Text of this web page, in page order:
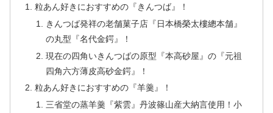
粒あん好きにおすすめの『きんつば』！
きんつば発祥の老舗菓子店『日本橋榮太樓總本舗』
の丸型『名代金鍔』！
現在の四角いきんつばの原型『本高砂屋』の『元祖
四角六方薄皮高砂金鍔』！
粒あん好きにおすすめの『羊羹』！
三省堂の蒸羊羹『紫雲』丹波篠山産大納言使用！小